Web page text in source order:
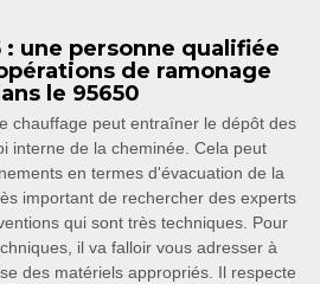
: une personne qualifiée
de ramonage
le 95650
chauffage peut entraîner le dépôt des
interne de la cheminée. Cela peut
en termes d'évacuation de la
important de rechercher des experts
qui sont très techniques. Pour
il va falloir vous adresser à
des matériels appropriés. Il respecte